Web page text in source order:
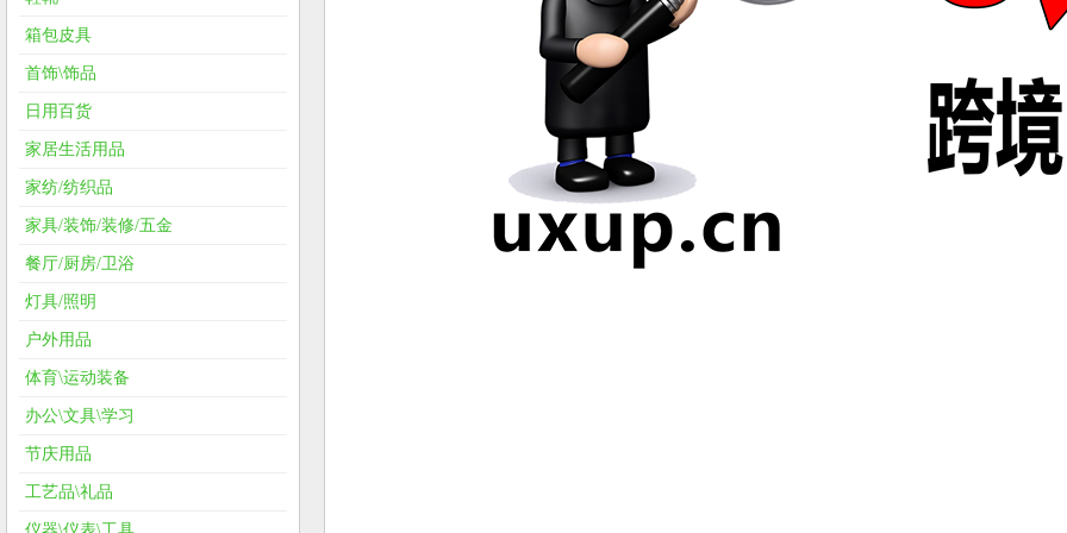
箱包皮具
首饰\饰品
日用百货
家居生活用品
家纺/纺织品
家具/装饰/装修/五金
餐厅/厨房/卫浴
灯具/照明
户外用品
体育\运动装备
办公\文具\学习
节庆用品
工艺品\礼品